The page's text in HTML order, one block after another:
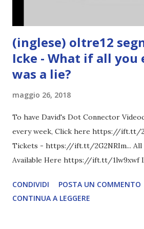
(inglese) oltre12
Icke - What if all you
was a lie?
maggio 26, 2018
To have David's Dot Connector
every week, Click here https://ift.tt/
Tickets - https://ift.tt/2G2NRIm... All
Available Here https://ift.tt/1lw9xwf
COMPLETO - fonte
CONDIVIDI
POSTA UN COMMENTO
CONTINUA A LEGGERE